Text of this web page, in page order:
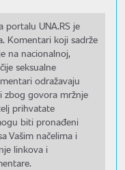
portalu UNA.RS je
Komentari koji sadrže
na nacionalnoj,
seksualne
odražavaju
zbog govora mržnje
prihvatate
biti pronađeni
Vašim načelima i
linkova i